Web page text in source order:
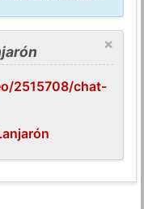
×
2515708/chat-